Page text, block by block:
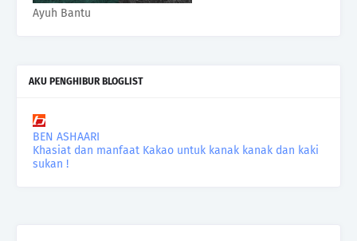
Ayuh Bantu
AKU PENGHIBUR BLOGLIST
BEN ASHAARI
Khasiat dan manfaat Kakao untuk kanak kanak dan kaki
sukan !